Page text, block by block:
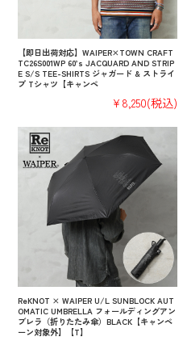
【即日出荷対応】WAIPER×TOWN CRAFT
TC26S001WP 60’s JACQUARD AND STRIP
E S/S TEE-SHIRTS ジャガード & ストライ
プ Tシャツ【キャンペ
¥8,250(税込)
ReKNOT × WAIPER U/L SUNBLOCK AUT
OMATIC UMBRELLA フォールディングアン
ブレラ（折りたたみ傘）BLACK【キャンペ
ーン対象外】【T】